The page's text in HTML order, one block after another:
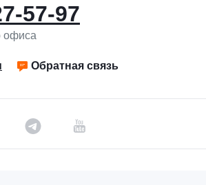
57-97
офиса
Обратная связь